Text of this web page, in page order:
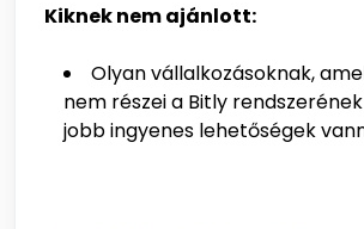
Kiknek nem ajánlott:
Olyan vállalkozásoknak,
nem részei a Bitly
jobb ingyenes lehetőségek